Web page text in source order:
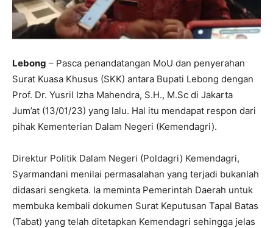
Lebong – Pasca penandatangan MoU dan penyerahan
Surat Kuasa Khusus (SKK) antara Bupati Lebong dengan
Prof. Dr. Yusril Izha Mahendra, S.H., M.Sc di Jakarta
Jum’at (13/01/23) yang lalu. Hal itu mendapat respon dari
pihak Kementerian Dalam Negeri (Kemendagri).
Direktur Politik Dalam Negeri (Poldagri) Kemendagri,
Syarmandani menilai permasalahan yang terjadi bukanlah
didasari sengketa. Ia meminta Pemerintah Daerah untuk
membuka kembali dokumen Surat Keputusan Tapal Batas
(Tabat) yang telah ditetapkan Kemendagri sehingga jelas